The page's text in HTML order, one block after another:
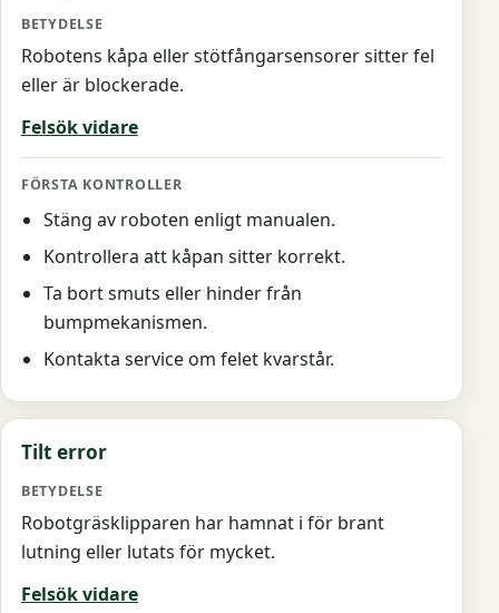
Robotens kåpa eller stötfångarsensorer sitter fel
eller är blockerade.
Felsök vidare
Stäng av roboten enligt manualen.
Kontrollera att kåpan sitter korrekt.
Ta bort smuts eller hinder från
bumpmekanismen.
Kontakta service om felet kvarstår.
Tilt error
Robotgräsklipparen har hamnat i för brant
lutning eller lutats för mycket.
Felsök vidare